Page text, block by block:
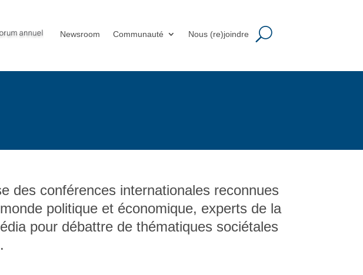
Newsroom Communauté Nous (re)joindre
des conférences internationales reconnues
politique et économique, experts de la
pour débattre de thématiques sociétales